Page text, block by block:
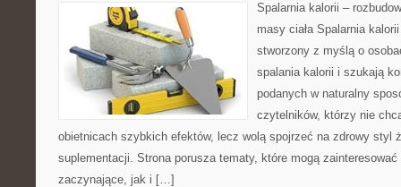
Spalarnia kalorii –
masy ciała Spalarnia
stworzony z myślą o
spalania kalorii i szukają
podanych w naturalny
czytelników, którzy nie
obietnicach szybkich efektów, lecz wolą spojrzeć na zdrowy styl
suplementacji. Strona porusza tematy, które mogą
zaczynające, jak i […]